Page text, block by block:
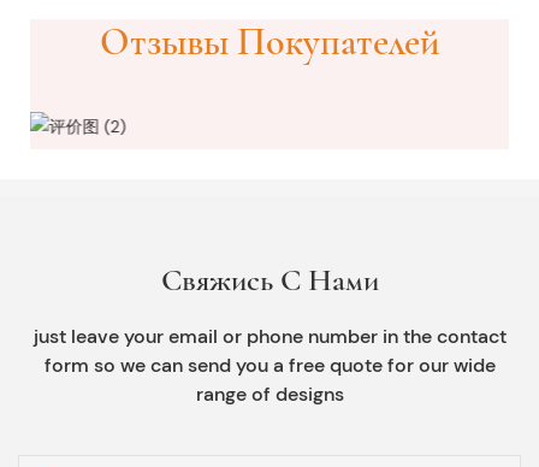
Отзывы Покупателей
Свяжись С Нами
just leave your email or phone number in the contact
form so we can send you a free quote for our wide
range of designs